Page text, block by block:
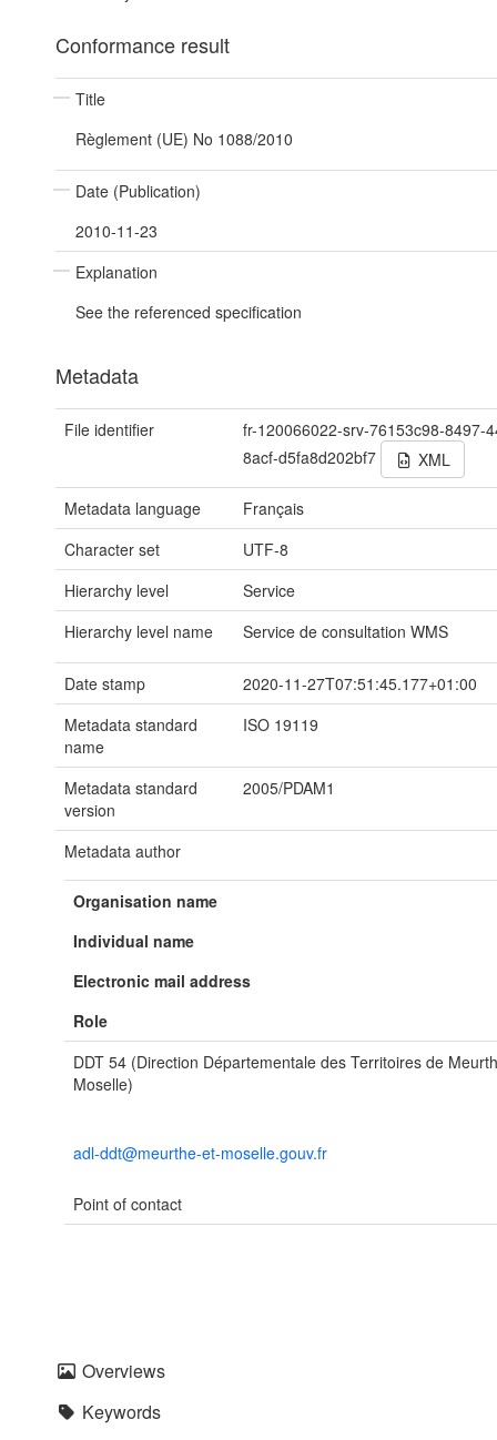
Conformance result
Title
Règlement (UE) No 1088/2010
Date (Publication)
2010-11-23
Explanation
See the referenced specification
Metadata
File identifier
fr-120066022-srv-76153c98-8497-
8acf-d5fa8d202bf7
XML
Metadata language
Français
Character set
UTF-8
Hierarchy level
Service
Hierarchy level name
Service de consultation WMS
Date stamp
2020-11-27T07:51:45.177+01:00
Metadata standard
name
ISO 19119
Metadata standard
version
2005/PDAM1
Metadata author
Organisation name
Individual name
Electronic mail address
Role
DDT 54 (Direction Départementale des Territoires de
Moselle)
adl-ddt@meurthe-et-moselle.gouv.fr
Point of contact
Overviews
Keywords